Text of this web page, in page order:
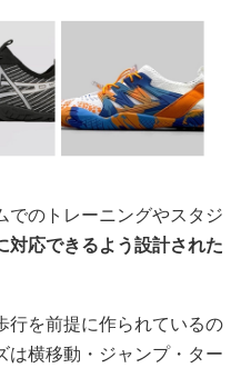
でのトレーニングやスタジ
対応できるよう設計された
行を前提に作られているの
は横移動・ジャンプ・ター